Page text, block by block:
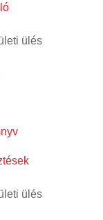
ülés
ülés